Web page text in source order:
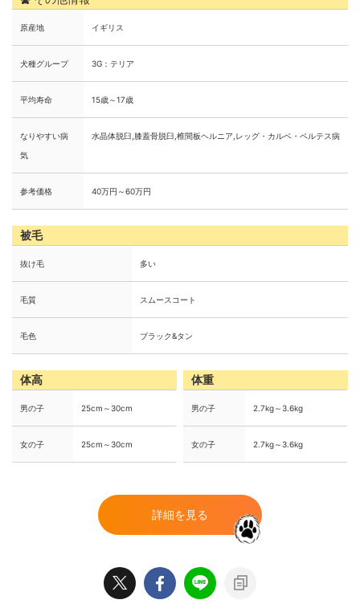
原産地 イギリス
犬種グループ 3G：テリア
平均寿命 15歳～17歳
なりやすい病
気
水晶体脱臼,膝蓋骨脱臼,椎間板ヘルニア,レッグ・カルベ・ペルテス病
参考価格 40万円～60万円
被毛
抜け毛 多い
毛質 スムースコート
毛色 ブラック&タン
体高
男の子 25cm～30cm
女の子 25cm～30cm
体重
男の子 2.7kg～3.6kg
女の子 2.7kg～3.6kg
詳細を見る